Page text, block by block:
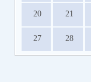
20 21
27 28